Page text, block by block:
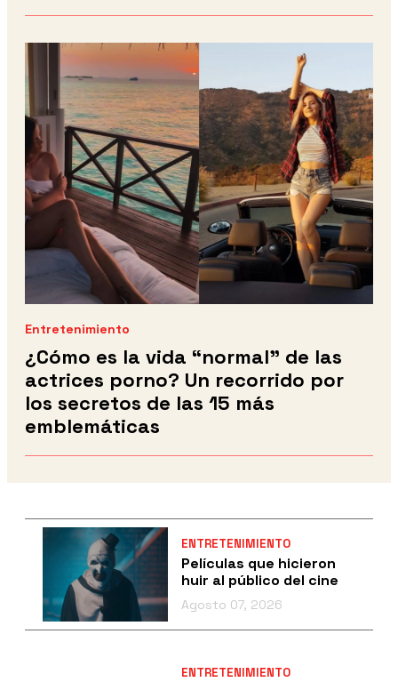
Entretenimiento
¿Cómo es la vida “normal” de las
actrices porno? Un recorrido por
los secretos de las 15 más
emblemáticas
ENTRETENIMIENTO
Películas que hicieron
huir al público del cine
Agosto 07, 2026
ENTRETENIMIENTO